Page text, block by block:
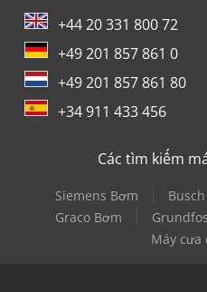
+44 20 331 800 72
+49 201 857 861 0
+49 201 857 861 80
+34 911 433 456
Các tìm kiếm
Siemens Bơm
Graco Bơm
Máy cưa